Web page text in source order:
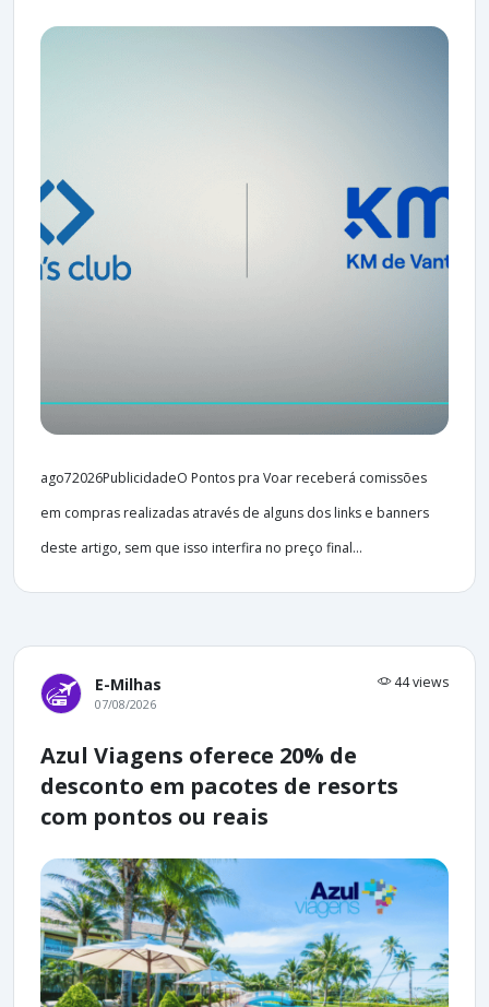
ago72026PublicidadeO Pontos pra Voar receberá comissões
em compras realizadas através de alguns dos links e banners
deste artigo, sem que isso interfira no preço final...
E-Milhas 44 views
07/08/2026
Azul Viagens oferece 20% de
desconto em pacotes de resorts
com pontos ou reais